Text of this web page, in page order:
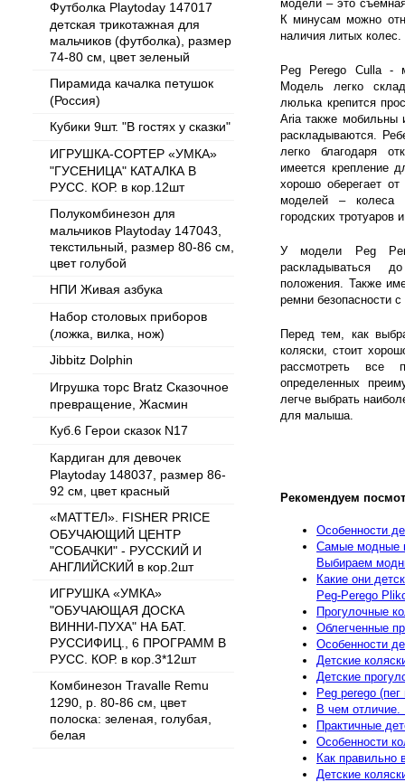
Футболка Playtoday 147017
детская трикотажная для
мальчиков (футболка), размер
74-80 см, цвет зеленый
Пирамида качалка петушок
(Россия)
Кубики 9шт. "В гостях у сказки"
ИГРУШКА-СОРТЕР «УМКА»
"ГУСЕНИЦА" КАТАЛКА В
РУСС. КОР. в кор.12шт
Полукомбинезон для
мальчиков Playtoday 147043,
текстильный, размер 80-86 см,
цвет голубой
НПИ Живая азбука
Набор столовых приборов
(ложка, вилка, нож)
Jibbitz Dolphin
Игрушка торс Bratz Сказочное
превращение, Жасмин
Куб.6 Герои сказок N17
Кардиган для девочек
Playtoday 148037, размер 86-
92 см, цвет красный
«МАТТЕЛ». FISHER PRICE
ОБУЧАЮЩИЙ ЦЕНТР
"СОБАЧКИ" - РУССКИЙ И
АНГЛИЙСКИЙ в кор.2шт
ИГРУШКА «УМКА»
"ОБУЧАЮЩАЯ ДОСКА
ВИННИ-ПУХА" НА БАТ.
РУССИФИЦ., 6 ПРОГРАММ В
РУСС. КОР. в кор.3*12шт
Комбинезон Travalle Remu
1290, р. 80-86 см, цвет
полоска: зеленая, голубая,
белая
модели – это
К минусам можно
наличия литых колес.
Peg Perego Culla -
Модель легко
люлька крепится
Aria также мобильны
раскладываются.
легко благодаря
имеется крепление
хорошо оберегает
моделей – колеса
городских тротуаров
У модели Peg
раскладываться
положения. Также
ремни безопасности
Перед тем, как
коляски, стоит
рассмотреть
определенных
легче выбрать
для малыша.
Рекомендуем
Особенности
Самые модные
Выбираем
Какие они
Peg-Perego
Прогулочные
Облегченные
Особенности
Детские
Детские
Peg perego (пег
В чем отличие.
Практичные
Особенности
Как правильно
Детские